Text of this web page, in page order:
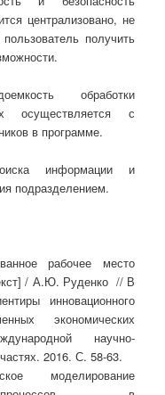
централизовано, не
получить
обработки
осуществляется с
в программе.
информации и
подразделением.
рабочее место
/ А.Ю. Руденко // В
инновационного
экономических
научно-
2016. С. 58-63.
моделирование